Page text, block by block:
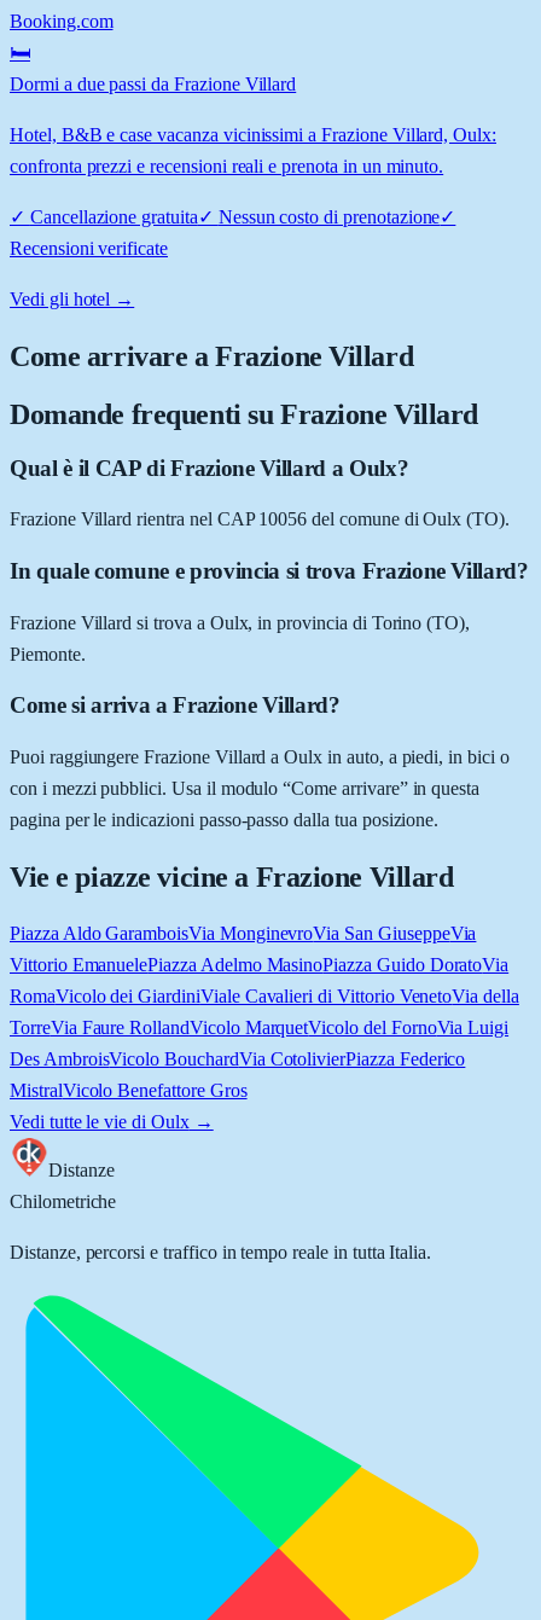
Booking.com
🛏️
Dormi a due passi da Frazione Villard
Hotel, B&B e case vacanza vicinissimi a Frazione Villard, Oulx:
confronta prezzi e recensioni reali e prenota in un minuto.
✓ Cancellazione gratuita✓ Nessun costo di prenotazione✓
Recensioni verificate
Vedi gli hotel →
Come arrivare aFrazione Villard
Domande frequenti su Frazione Villard
Qual è il CAP di Frazione Villard a Oulx?
Frazione Villard rientra nel CAP 10056 del comune di Oulx (TO).
In quale comune e provincia si trova Frazione Villard?
Frazione Villard si trova a Oulx, in provincia di Torino (TO),
Piemonte.
Come si arriva a Frazione Villard?
Puoi raggiungere Frazione Villard a Oulx in auto, a piedi, in bici o
con i mezzi pubblici. Usa il modulo “Come arrivare” in questa
pagina per le indicazioni passo-passo dalla tua posizione.
Vie e piazze vicine a Frazione Villard
Piazza Aldo GaramboisVia MonginevroVia San GiuseppeVia
Vittorio EmanuelePiazza Adelmo MasinoPiazza Guido DoratoVia
RomaVicolo dei GiardiniViale Cavalieri di Vittorio VenetoVia della
TorreVia Faure RollandVicolo MarquetVicolo del FornoVia Luigi
Des AmbroisVicolo BouchardVia CotolivierPiazza Federico
MistralVicolo Benefattore Gros
Vedi tutte le vie di Oulx→
Distanze
Chilometriche
Distanze, percorsi e traffico in tempo reale in tutta Italia.